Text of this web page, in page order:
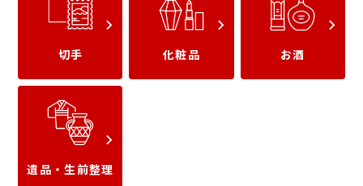
18金(K18)
切手 化粧品 お酒
遺品・生前整理